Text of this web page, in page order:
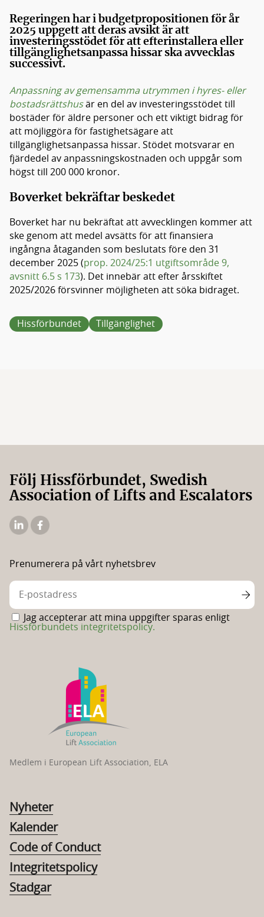
Regeringen har i budgetpropositionen för år
2025 uppgett att deras avsikt är att
investeringsstödet för att efterinstallera eller
tillgänglighetsanpassa hissar ska avvecklas
successivt.
Anpassning av gemensamma utrymmen i hyres- eller
bostadsrättshus är en del av investeringsstödet till
bostäder för äldre personer och ett viktigt bidrag för
att möjliggöra för fastighetsägare att
tillgänglighetsanpassa hissar. Stödet motsvarar en
fjärdedel av anpassningskostnaden och uppgår som
högst till 200 000 kronor.
Boverket bekräftar beskedet
Boverket har nu bekräftat att avvecklingen kommer att
ske genom att medel avsätts för att finansiera
ingångna åtaganden som beslutats före den 31
december 2025 (prop. 2024/25:1 utgiftsområde 9,
avsnitt 6.5 s 173). Det innebär att efter årsskiftet
2025/2026 försvinner möjligheten att söka bidraget.
Hissförbundet Tillgänglighet
Följ Hissförbundet, Swedish
Association of Lifts and Escalators
Medlem i European Lift Association, ELA
Prenumerera på vårt nyhetsbrev
Jag accepterar att mina uppgifter sparas enligt
Hissförbundets integritetspolicy.
Nyheter
Kalender
Code of Conduct
Integritetspolicy
Stadgar